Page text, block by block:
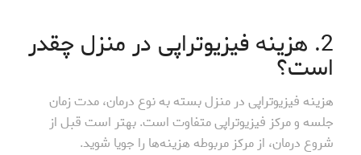
2. هزینه فیزیوتراپی در منزل چقدر
است؟
هزینه فیزیوتراپی در منزل بسته به نوع درمان، مدت زمان
جلسه و مرکز فیزیوتراپی متفاوت است. بهتر است قبل از
شروع درمان، از مرکز مربوطه هزینه‌ها را جویا شوید.